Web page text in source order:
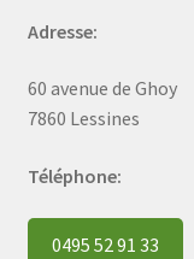
Adresse:
60 avenue de Ghoy
7860 Lessines
Téléphone:
0495 52 91 33